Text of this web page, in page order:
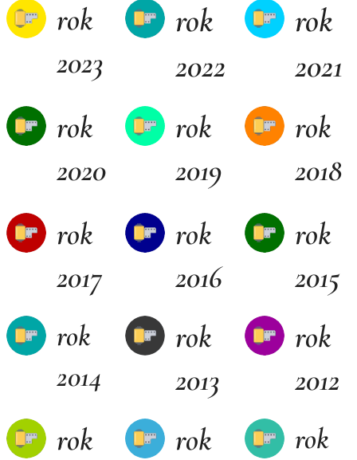
rok
2023
rok
2022
rok
2021
rok
2020
rok
2019
rok
2018
rok
2017
rok
2016
rok
2015
rok
2014
rok
2013
rok
2012
rok
rok
rok